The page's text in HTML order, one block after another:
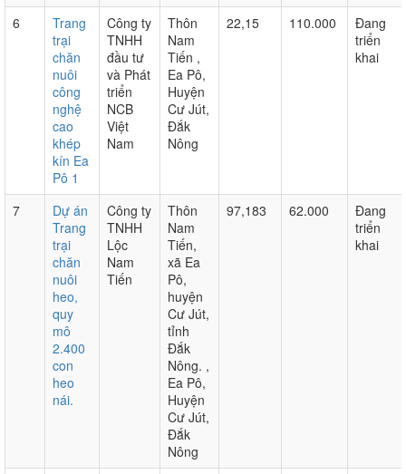
6
Trang
trại
chăn
nuôi
công
nghệ
cao
khép
kín Ea
Pô 1
Công ty
TNHH
đầu tư
và Phát
triển
NCB
Việt
Nam
Thôn
Nam
Tiến ,
Ea Pô,
Huyện
Cư Jút,
Đắk
Nông
22,15 110.000
Đang
triển
khai
7
Dự án
Trang
trại
chăn
nuôi
heo,
quy
mô
2.400
con
heo
nái.
Công ty
TNHH
Lộc
Nam
Tiến
Thôn
Nam
Tiến,
xã Ea
Pô,
huyện
Cư Jút,
tỉnh
Đắk
Nông. ,
Ea Pô,
Huyện
Cư Jút,
Đắk
Nông
97,183 62.000
Đang
triển
khai